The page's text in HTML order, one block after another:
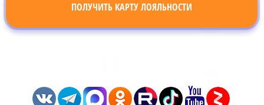
ПОЛУЧИТЬ КАРТУ ЛОЯЛЬНОСТИ